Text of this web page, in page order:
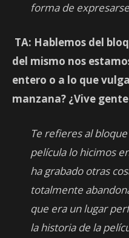
forma de
TA: Hablemos del
del mismo nos
entero o a lo que
manzana? ¿Vive
Te refieres al
película lo hicimos
ha grabado otras
totalmente
que era un lugar
la historia de la